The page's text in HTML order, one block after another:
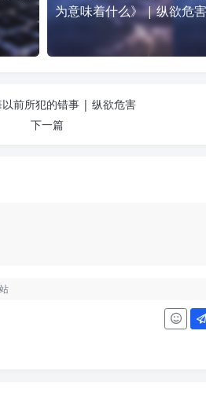
为意味着什么》 | 纵欲危害
前所犯的错事 | 纵欲危害
下一篇